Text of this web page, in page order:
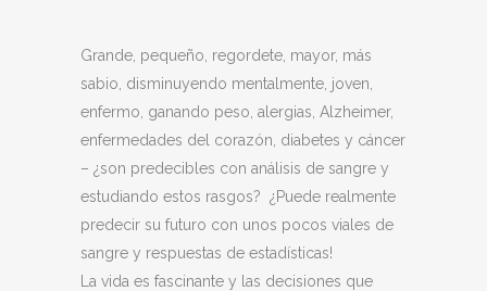
Grande, pequeño, regordete, mayor, más
sabio, disminuyendo mentalmente, joven,
enfermo, ganando peso, alergias, Alzheimer,
enfermedades del corazón, diabetes y cáncer
– ¿son predecibles con análisis de sangre y
estudiando estos rasgos? ¿Puede realmente
predecir su futuro con unos pocos viales de
sangre y respuestas de estadísticas!
La vida es fascinante y las decisiones que